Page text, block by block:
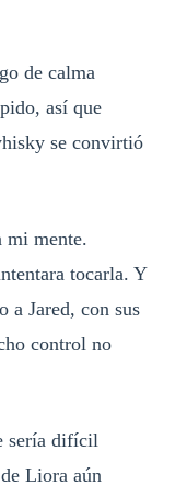
de calma
así que
se convirtió
mi mente.
tocarla. Y
a Jared, con sus
control no
sería difícil
Liora aún